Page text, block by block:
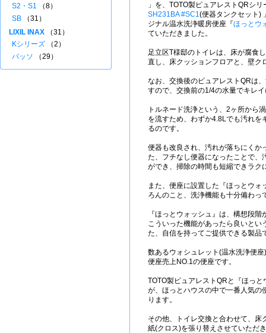
」を、TOTO製ピュアレストQRシ
SH231BA #SC1(便器タンクセット)
ジナル温水洗浄暖房便座『ほっとウ
ていただきました。
足立区T様邸のトイレは、床が腐食
直し、床クッションフロアと、壁ク
なお、交換後のピュアレストQRは
すので、交換前の1/4の水量でキレ
トルネード洗浄という、2ヶ所から
を流すため、わずか4.8Lでも汚れを
るのです。
便器も改良され、汚れが落ちにくか
た、フチなし便器になったことで、
ができ、掃除の時間も短縮できラク
また、便座に設置した『ほっとウォ
ろんのこと、洗浄機能も十分備わっ
『ほっとウォッシュ』は、構想段
こういった機能があったら良いとい
た、自信を持ってご提供できる製品
数あるウォシュレット(温水洗浄便
便座売上NO.1の便座です。
TOTO製ピュアレストQRと『ほっ
が、ほっとハウスの中で一番人気の
ります。
その他、トイレ交換と合わせて、床
紙(クロス)を張り替えさせていただ
S2・S1 （8）
SB （31）
LIXIL INAX （31）
Kシリーズ （2）
パッソ （29）